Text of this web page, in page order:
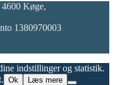
Køge,
1380970003
indstillinger og statistik.
Ok Læs mere